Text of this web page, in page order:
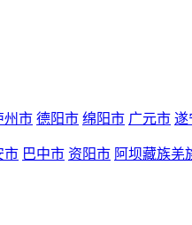
州市 德阳市 绵阳市 广元市 遂
市 巴中市 资阳市 阿坝藏族羌